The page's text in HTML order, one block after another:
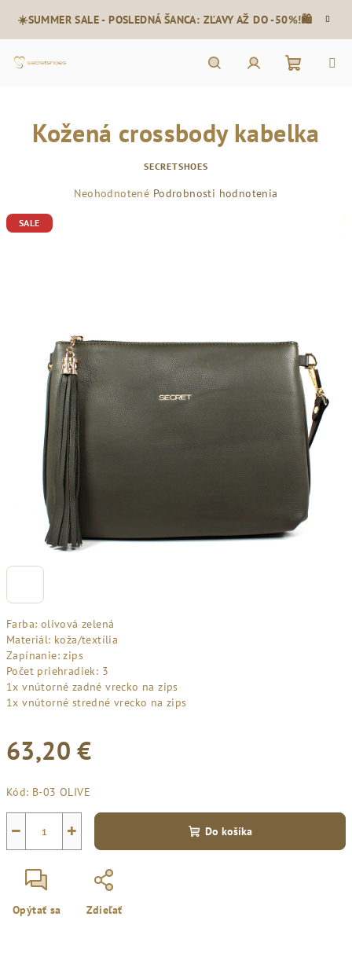
obsah
☀️SUMMER SALE - POSLEDNÁ ŠANCA: ZĽAVY AŽ DO -50%!🛍️
košík
Farba: olivová zelená
Materiál: koža/textília
Zapínanie: zips
Počet priehradiek: 3
1x vnútorné zadné vrecko na zips
1x vnútorné stredné vrecko na zips
63,20 €
cena:
Kód: B-03 OLIVE
+
− Do košíka
Opýtať sa Zdieľať
Kožená crossbody kabelka
SECRETSHOES
Priemerné
Neohodnotené Podrobnosti hodnotenia
SALE